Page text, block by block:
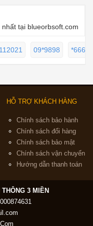
tại blueorbsoft.com
09*9898
HỖ TRỢ KHÁCH HÀNG
Chính sách bảo hành
Chính sách đổi hàng
Chính sách bảo mật
Chính sách vận chuyển
Hướng dẫn thanh toán
3 MIỀN